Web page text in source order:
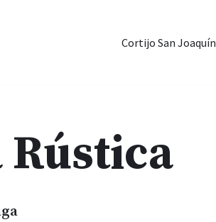
Cortijo San Joaquín
Rústica